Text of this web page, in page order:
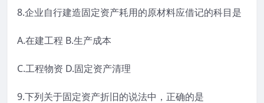
8.企业自行建造固定资产耗用的原材料应借记的科目是
A.在建工程 B.生产成本
C.工程物资 D.固定资产清理
9.下列关于固定资产折旧的说法中，正确的是